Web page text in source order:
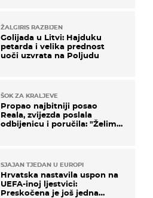
ŽALGIRIS RAZBIJEN
Golijada u Litvi: Hajduku
petarda i velika prednost
uoči uzvrata na Poljudu
ŠOK ZA KRALJEVE
Propao najbitniji posao
Reala, zvijezda poslala
odbijenicu i poručila: "Želim
SJAJAN TJEDAN U EUROPI
Hrvatska nastavila uspon na
UEFA-inoj ljestvici:
Preskočena je još jedna